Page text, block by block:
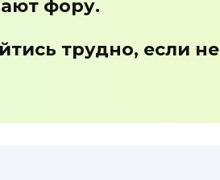
фору.
трудно, если не